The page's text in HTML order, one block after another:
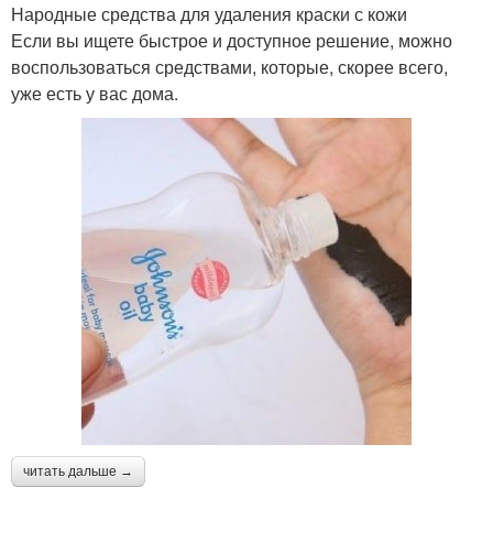
Народные средства для удаления краски с кожи
Если вы ищете быстрое и доступное решение, можно
воспользоваться средствами, которые, скорее всего,
уже есть у вас дома.
читать дальше →